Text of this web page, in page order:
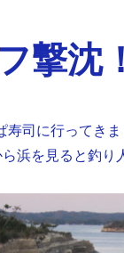
撃沈！
寿司に行ってき
浜を見ると釣り